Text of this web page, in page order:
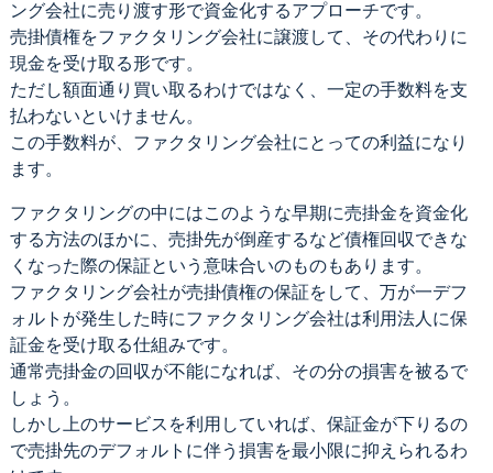
ング会社に売り渡す形で資金化するアプローチです。
売掛債権をファクタリング会社に譲渡して、その代わりに
現金を受け取る形です。
ただし額面通り買い取るわけではなく、一定の手数料を支
払わないといけません。
この手数料が、ファクタリング会社にとっての利益になり
ます。
ファクタリングの中にはこのような早期に売掛金を資金化
する方法のほかに、売掛先が倒産するなど債権回収できな
くなった際の保証という意味合いのものもあります。
ファクタリング会社が売掛債権の保証をして、万が一デフ
ォルトが発生した時にファクタリング会社は利用法人に保
証金を受け取る仕組みです。
通常売掛金の回収が不能になれば、その分の損害を被るで
しょう。
しかし上のサービスを利用していれば、保証金が下りるの
で売掛先のデフォルトに伴う損害を最小限に抑えられるわ